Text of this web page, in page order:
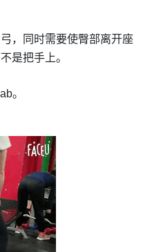
，同时需要使臀部离开座
是把手上。
。